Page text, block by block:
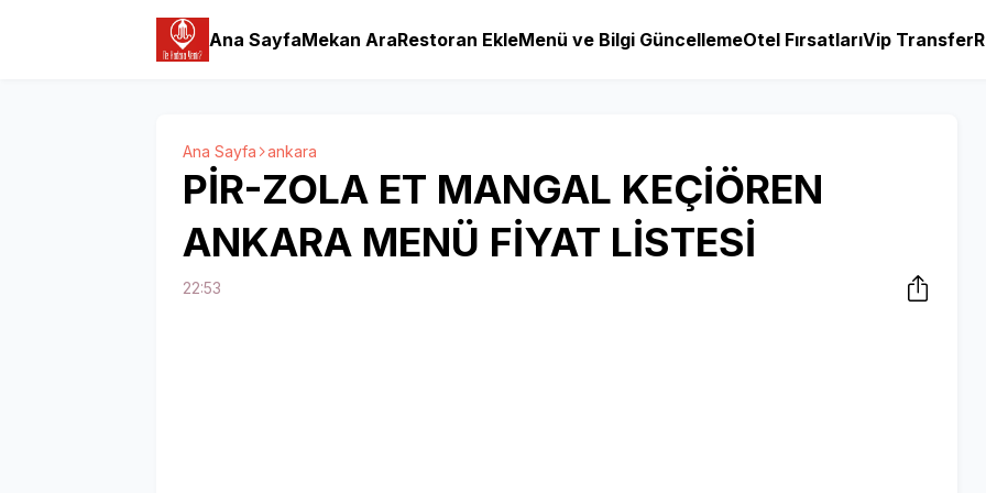
Ana SayfaMekan AraRestoran EkleMenü ve Bilgi GüncellemeOtel FırsatlarıVip Transfer
Ana Sayfa ankara
PİR-ZOLA ET MANGAL KEÇİÖREN
ANKARA MENÜ FİYAT LİSTESİ
22:53